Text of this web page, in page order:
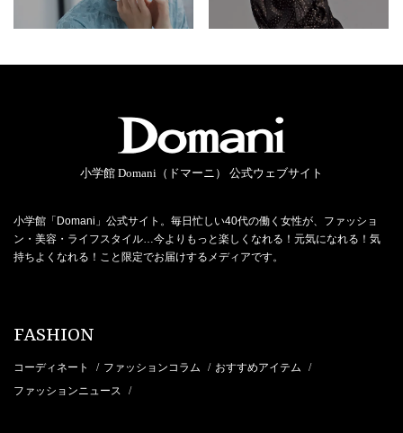
小学館 Domani（ドマーニ） 公式ウェブサイト
小学館「Domani」公式サイト。毎日忙しい40代の働く女性が、ファッショ
ン・美容・ライフスタイル…今よりもっと楽しくなれる！元気になれる！気
持ちよくなれる！こと限定でお届けするメディアです。
FASHION
コーディネート / ファッションコラム / おすすめアイテム /
ファッションニュース /